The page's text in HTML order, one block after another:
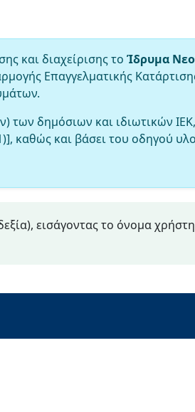
και διαχείρισης το Ίδρυμα
Επαγγελματικής
των δημόσιων και ιδιωτικών
καθώς και βάσει του οδηγού
εισάγοντας το όνομα